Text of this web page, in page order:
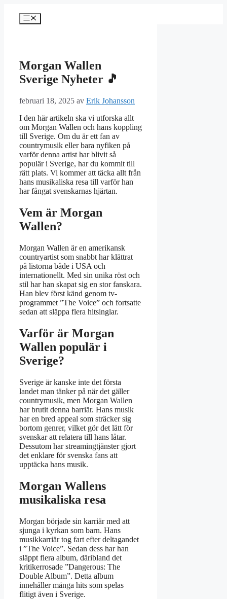
innehåll
Meny
Morgan Wallen
Sverige Nyheter 🎵
februari 18, 2025 av Erik Johansson
I den här artikeln ska vi utforska allt
om Morgan Wallen och hans koppling
till Sverige. Om du är ett fan av
countrymusik eller bara nyfiken på
varför denna artist har blivit så
populär i Sverige, har du kommit till
rätt plats. Vi kommer att täcka allt från
hans musikaliska resa till varför han
har fångat svenskarnas hjärtan.
Vem är Morgan
Wallen?
Morgan Wallen är en amerikansk
countryartist som snabbt har klättrat
på listorna både i USA och
internationellt. Med sin unika röst och
stil har han skapat sig en stor fanskara.
Han blev först känd genom tv-
programmet ”The Voice” och fortsatte
sedan att släppa flera hitsinglar.
Varför är Morgan
Wallen populär i
Sverige?
Sverige är kanske inte det första
landet man tänker på när det gäller
countrymusik, men Morgan Wallen
har brutit denna barriär. Hans musik
har en bred appeal som sträcker sig
bortom genrer, vilket gör det lätt för
svenskar att relatera till hans låtar.
Dessutom har streamingtjänster gjort
det enklare för svenska fans att
upptäcka hans musik.
Morgan Wallens
musikaliska resa
Morgan började sin karriär med att
sjunga i kyrkan som barn. Hans
musikkarriär tog fart efter deltagandet
i ”The Voice”. Sedan dess har han
släppt flera album, däribland det
kritikerrosade ”Dangerous: The
Double Album”. Detta album
innehåller många hits som spelas
flitigt även i Sverige.